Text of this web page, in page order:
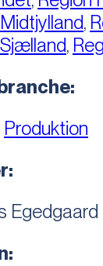
,
,
Produktion
Egedgaard